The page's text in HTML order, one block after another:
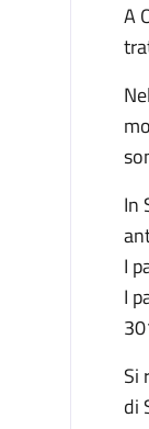
A
In
I
I
Si
di